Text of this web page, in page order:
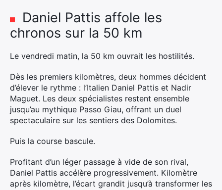
Daniel Pattis affole les
chronos sur la 50 km
Le vendredi matin, la 50 km ouvrait les hostilités.
Dès les premiers kilomètres, deux hommes décident
d’élever le rythme : l’Italien Daniel Pattis et Nadir
Maguet. Les deux spécialistes restent ensemble
jusqu’au mythique Passo Giau, offrant un duel
spectaculaire sur les sentiers des Dolomites.
Puis la course bascule.
Profitant d’un léger passage à vide de son rival,
Daniel Pattis accélère progressivement. Kilomètre
après kilomètre, l’écart grandit jusqu’à transformer les